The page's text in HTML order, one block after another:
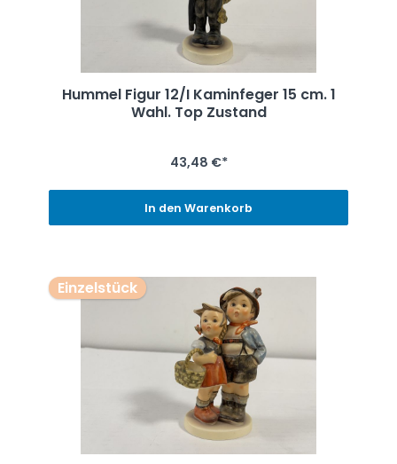
Hummel Figur 12/I Kaminfeger 15 cm. 1
Wahl. Top Zustand
43,48 €*
In den Warenkorb
Einzelstück